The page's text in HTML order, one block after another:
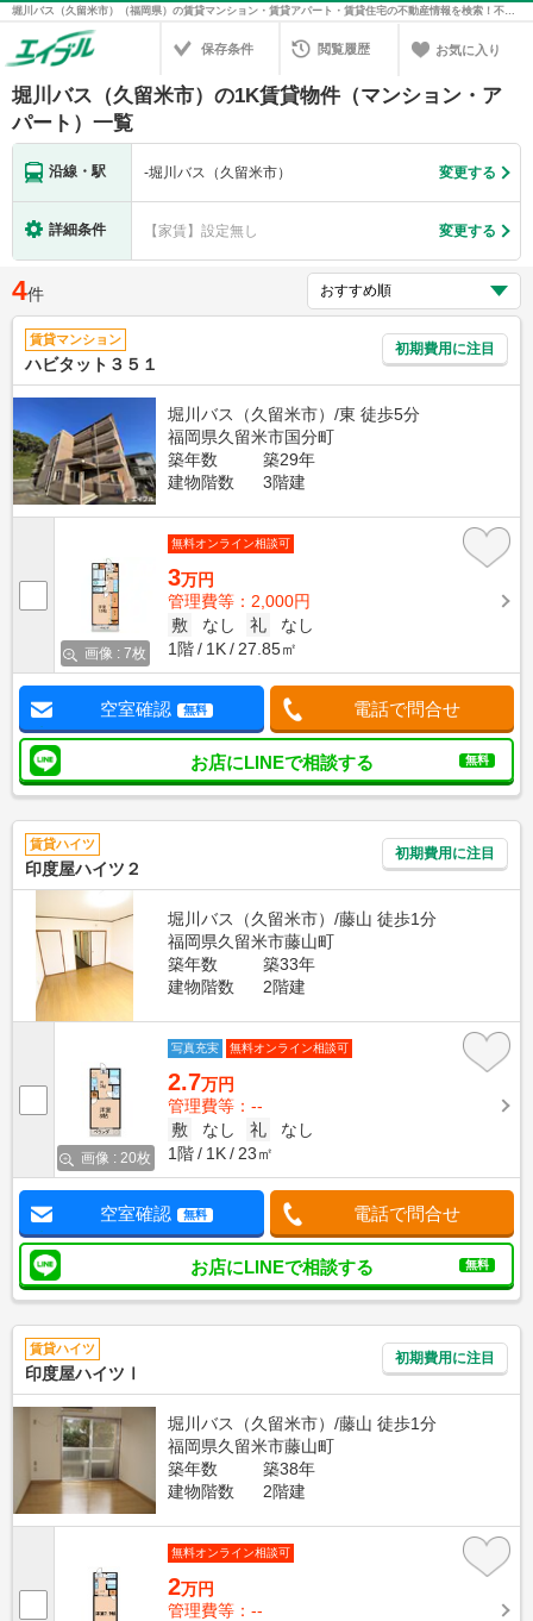
堀川バス（久留米市）（福岡県）の賃貸マンション・賃貸アパート・賃貸住宅の不動産情報を検索！不動産賃貸の物件探しは、お部屋探しのエイブル
保存条件 閲覧履歴 お気に入り
堀川バス（久留米市）の1K賃貸物件（マンション・ア
パート）一覧
沿線・駅 -堀川バス（久留米市） 変更する
詳細条件 【家賃】設定無し 変更する
4件
賃貸マンション
ハビタット３５１
初期費用に注目
堀川バス（久留米市）/東 徒歩5分
福岡県久留米市国分町
築年数
築29年
建物階数
3階建
画像 : 7枚
無料オンライン相談可
3万円
管理費等：2,000円
敷
なし 礼
なし
1階
1K 27.85㎡
空室確認 無料 電話で問合せ
お店にLINEで相談する 無料
賃貸ハイツ
印度屋ハイツ２
初期費用に注目
堀川バス（久留米市）/藤山 徒歩1分
福岡県久留米市藤山町
築年数
築33年
建物階数
2階建
画像 : 20枚
写真充実 無料オンライン相談可
2.7万円
管理費等：--
敷
なし 礼
なし
1階
1K 23㎡
空室確認 無料 電話で問合せ
お店にLINEで相談する 無料
賃貸ハイツ
印度屋ハイツⅠ
初期費用に注目
堀川バス（久留米市）/藤山 徒歩1分
福岡県久留米市藤山町
築年数
築38年
建物階数
2階建
無料オンライン相談可
2万円
管理費等：--